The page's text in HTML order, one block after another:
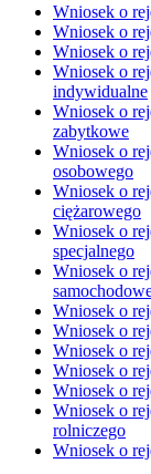
Wniosek o
Wniosek o
Wniosek o
Wniosek o
indywidualne
Wniosek o
zabytkowe
Wniosek o
osobowego
Wniosek o
ciężarowego
Wniosek o
specjalnego
Wniosek o
Wniosek o
Wniosek o
Wniosek o
Wniosek o
Wniosek o
Wniosek o
rolniczego
Wniosek o